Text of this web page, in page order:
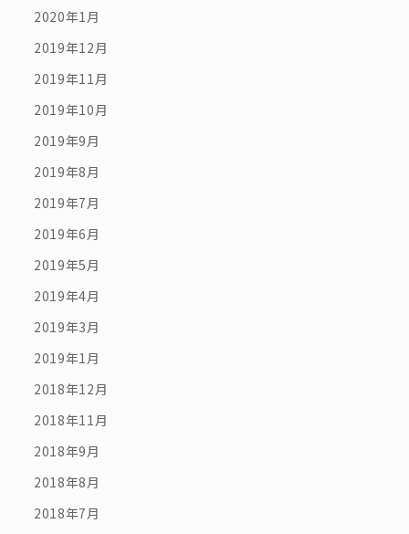
2020年1月
2019年12月
2019年11月
2019年10月
2019年9月
2019年8月
2019年7月
2019年6月
2019年5月
2019年4月
2019年3月
2019年1月
2018年12月
2018年11月
2018年9月
2018年8月
2018年7月